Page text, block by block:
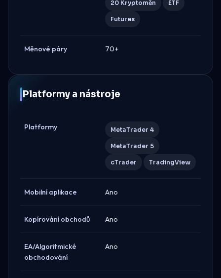
20 Kryptoměn ETF
Futures
Měnové páry 70+
Platformy a nástroje
Platformy MetaTrader 4
MetaTrader 5
cTrader TradingView
Mobilní aplikace Ano
Kopírování obchodů Ano
EA/Algoritmické
obchodování
Ano